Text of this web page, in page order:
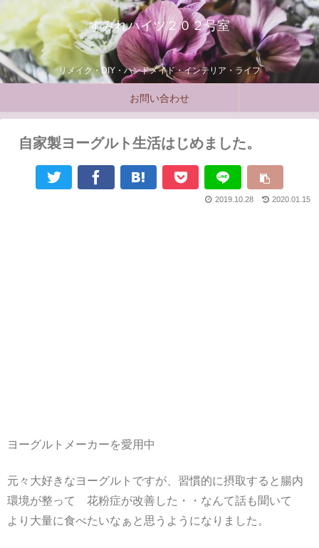
すみれハイツ２０２号室
リメイク・DIY・ハンドメイド・インテリア・ライフ
お問い合わせ
自家製ヨーグルト生活はじめました。
2020.01.15
2019.10.28
ヨーグルトメーカーを愛用中
元々大好きなヨーグルトですが、習慣的に摂取すると腸内
環境が整って 花粉症が改善した・・なんて話も聞いて
より大量に食べたいなぁと思うようになりました。